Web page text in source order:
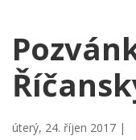
úterý, 24. říjen 2017 |